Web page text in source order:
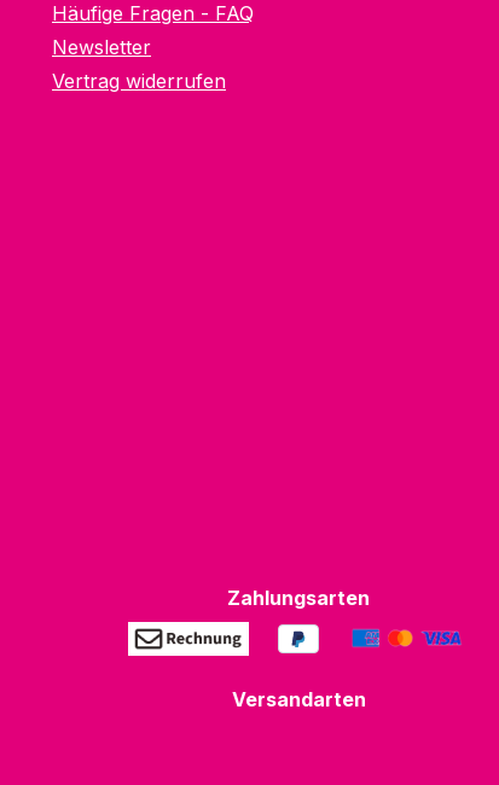
Häufige Fragen - FAQ
Newsletter
Vertrag widerrufen
Zahlungsarten
Versandarten